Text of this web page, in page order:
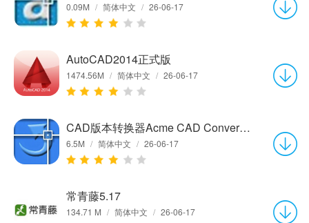
0.09M / 简体中文 / 26-06-17
AutoCAD2014正式版
1474.56M / 简体中文 / 26-06-17
CAD版本转换器Acme CAD Converter8.7.2.1440 中文免费版
6.5M / 简体中文 / 26-06-17
常青藤5.17
134.71 M / 简体中文 / 26-06-17